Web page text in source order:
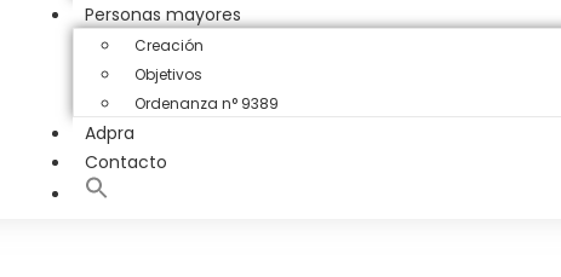
Personas mayores
Creación
Objetivos
Ordenanza n° 9389
Adpra
Contacto